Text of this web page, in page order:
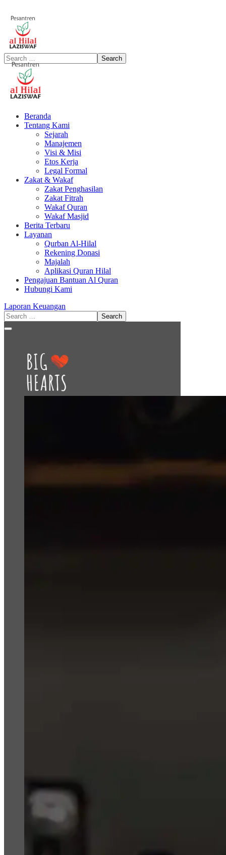
Beranda
Tentang Kami
Sejarah
Manajemen
Visi & Misi
Etos Kerja
Legal Formal
Zakat & Wakaf
Zakat Penghasilan
Zakat Fitrah
Wakaf Quran
Wakaf Masjid
Berita Terbaru
Layanan
Qurban Al-Hilal
Rekening Donasi
Majalah
Aplikasi Quran Hilal
Pengajuan Bantuan Al Quran
Hubungi Kami
Laporan Keuangan